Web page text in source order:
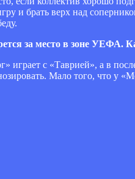
и брать верх над
за место в зоне УЕФА.
играет с «Таврией», а в
Мало того, что у